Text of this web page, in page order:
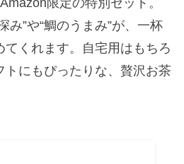
み”や“鯛のうまみ”が、一杯
くれます。自宅用はもちろ
トにもぴったりな、贅沢お茶